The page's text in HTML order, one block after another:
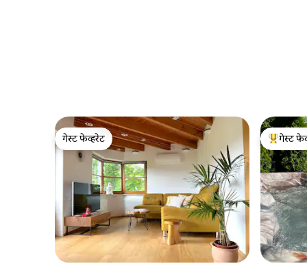
गेस्ट फेव्हरेट
गेस्ट फेव्हरेट
टॉप गेस्ट
गेस्ट